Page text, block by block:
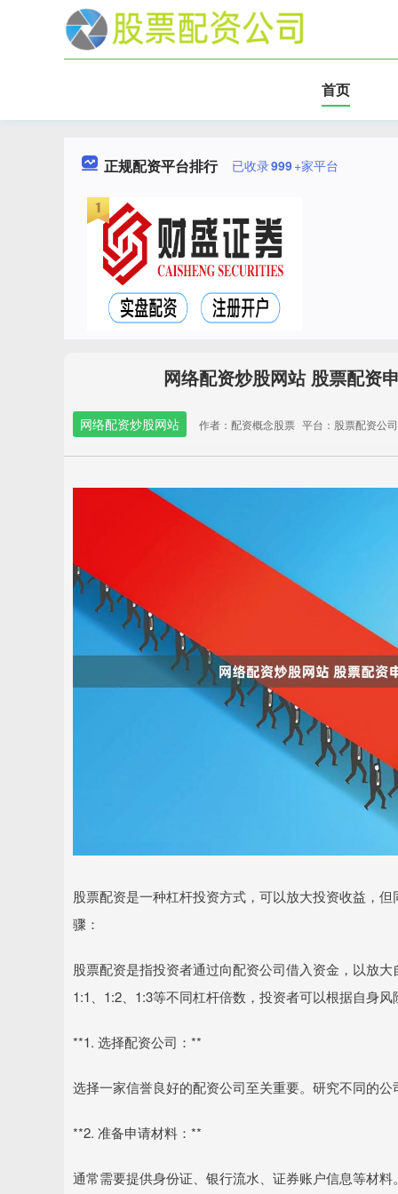
首页
正规配资平台排行 已收录999+家平台
网络配资炒股网站 股票配资
网络配资炒股网站 作者：配资概念股票 平台：股票配资公司
股票配资是一种杠杆投资方式，可以放大投资收益，
骤：
股票配资是指投资者通过向配资公司借入资金，以放
1:1、1:2、1:3等不同杠杆倍数，投资者可以根据自身
**1. 选择配资公司：**
选择一家信誉良好的配资公司至关重要。研究不同的
**2. 准备申请材料：**
通常需要提供身份证、银行流水、证券账户信息等材